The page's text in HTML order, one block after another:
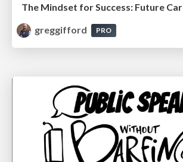
greggifford
PRO